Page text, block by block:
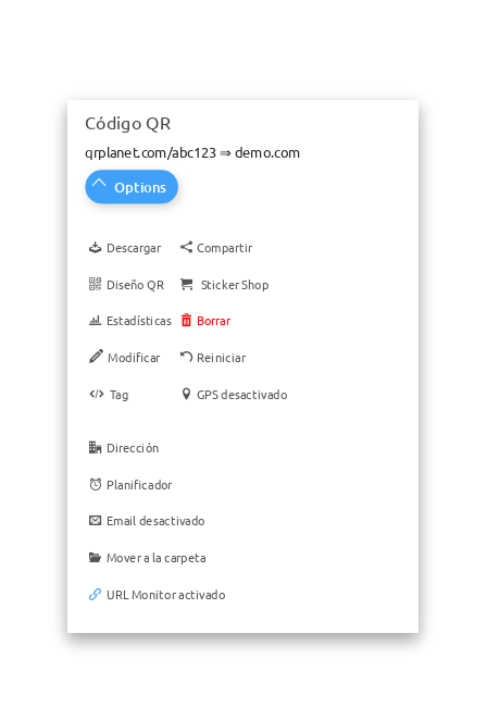
Código QR
qrplanet.com/abc123 ⇒ demo.com
Options
Descargar
Diseño QR
Estadísticas
Modificar
Tag
Compartir
Sticker Shop
Borrar
Reiniciar
GPS desactivado
Dirección
Planificador
Email desactivado
Mover a la carpeta
URL Monitor activado
Código QR
qrplanet.com/abc123 ⇒ demo.com
Options
Descargar
Diseño QR
Estadísticas
Modificar
Tag
Compartir
Sticker Shop
Borrar
Reiniciar
GPS desactivado
Dirección
Planificador
Email desactivado
Mover a la carpeta
URL Monitor activado